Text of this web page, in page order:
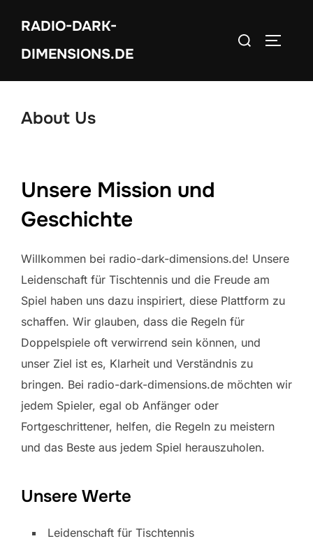
content
RADIO-DARK-
DIMENSIONS.DE
Search
About Us
Unsere Mission und
Geschichte
Willkommen bei radio-dark-dimensions.de! Unsere
Leidenschaft für Tischtennis und die Freude am
Spiel haben uns dazu inspiriert, diese Plattform zu
schaffen. Wir glauben, dass die Regeln für
Doppelspiele oft verwirrend sein können, und
unser Ziel ist es, Klarheit und Verständnis zu
bringen. Bei radio-dark-dimensions.de möchten wir
jedem Spieler, egal ob Anfänger oder
Fortgeschrittener, helfen, die Regeln zu meistern
und das Beste aus jedem Spiel herauszuholen.
Unsere Werte
Leidenschaft für Tischtennis